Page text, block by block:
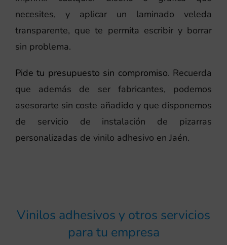
necesites, y aplicar un laminado veleda
transparente, que te permita escribir y borrar
sin problema.
Pide tu presupuesto sin compromiso. Recuerda
que además de ser fabricantes, podemos
asesorarte sin coste añadido y que disponemos
de servicio de instalación de pizarras
personalizadas de vinilo adhesivo en Jaén.
Vinilos adhesivos y otros servicios
para tu empresa